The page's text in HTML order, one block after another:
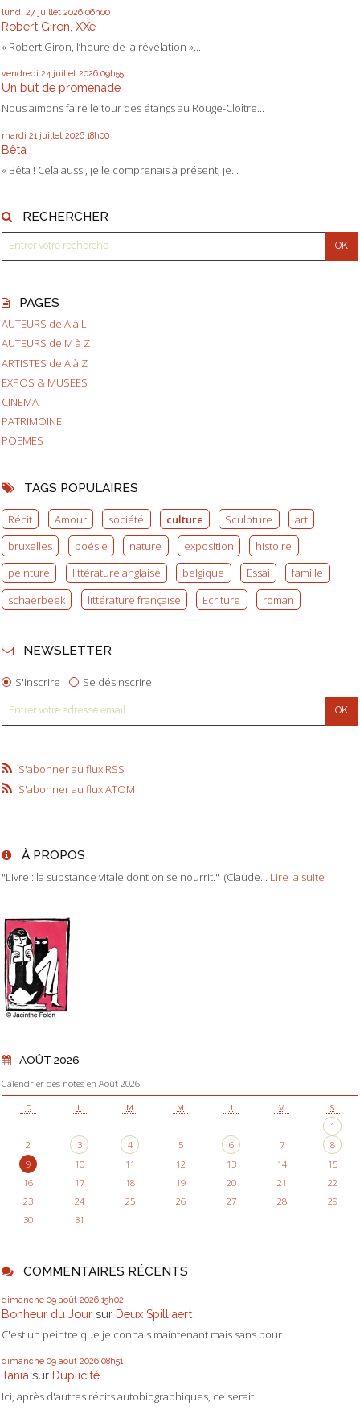
lundi 27 juillet 2026 06h00
Robert Giron, XXe
« Robert Giron, l’heure de la révélation »...
vendredi 24 juillet 2026 09h55
Un but de promenade
Nous aimons faire le tour des étangs au Rouge-Cloître...
mardi 21 juillet 2026 18h00
Bêta !
« Bêta ! Cela aussi, je le comprenais à présent, je...
RECHERCHER
PAGES
AUTEURS de A à L
AUTEURS de M à Z
ARTISTES de A à Z
EXPOS & MUSEES
CINEMA
PATRIMOINE
POEMES
TAGS POPULAIRES
Récit Amour société culture Sculpture
art
bruxelles
poésie nature exposition
histoire
peinture
littérature anglaise belgique Essai
famille
schaerbeek
littérature française Ecriture roman
NEWSLETTER
S'inscrire Se désinscrire
S'abonner au flux RSS
S'abonner au flux ATOM
À PROPOS
"Livre : la substance vitale dont on se nourrit." (Claude... Lire la suite
AOÛT 2026
Calendrier des notes en Août 2026
D L M M J V S
1
2
3 4 5 6 7
8
9
10 11 12 13 14
15
16
17 18 19 20 21
22
23
24 25 26 27 28
29
30
31
COMMENTAIRES RÉCENTS
dimanche 09 août 2026 15h02
Bonheur du Jour sur Deux Spilliaert
C'est un peintre que je connais maintenant mais sans pour...
dimanche 09 août 2026 08h51
Tania sur Duplicité
Ici, après d'autres récits autobiographiques, ce serait...